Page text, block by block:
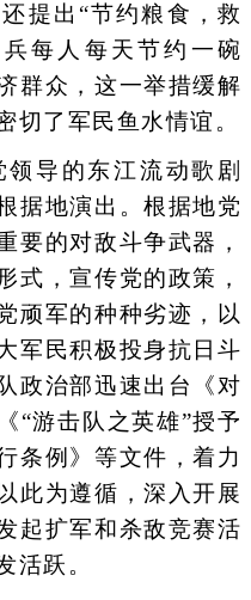
提出“节约粮食，救
每人每天节约一碗
群众，这一举措缓解
切了军民鱼水情谊。
导的东江流动歌剧
据地演出。根据地党
要的对敌斗争武器，
式，宣传党的政策，
顽军的种种劣迹，以
军民积极投身抗日斗
政治部迅速出台《对
“游击队之英雄”授予
条例》等文件，着力
此为遵循，深入开展
起扩军和杀敌竞赛活
活跃。